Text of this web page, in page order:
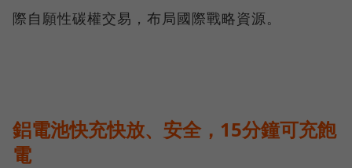
際自願性碳權交易，布局國際戰略資源。
鋁電池快充快放、安全，15分鐘可充飽
電